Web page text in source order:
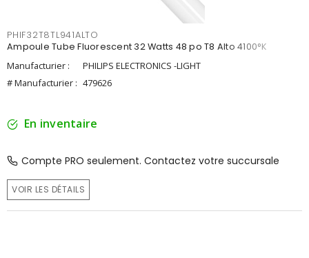
PHIF32T8TL941ALTO
Ampoule Tube Fluorescent 32 Watts 48 po T8 Alto 4100°K
Manufacturier :
PHILIPS ELECTRONICS -LIGHT
# Manufacturier : 479626
En inventaire
Compte PRO seulement. Contactez votre succursale
VOIR LES DÉTAILS